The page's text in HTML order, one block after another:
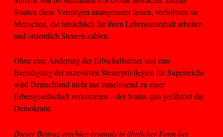
Staaten diese Vermögen unangetastet lassen, verhöhnen sie
Menschen, die tatsächlich für ihren Lebensunterhalt arbeiten
und ordentlich Steuern zahlen.
Ohne eine Änderung der Erbschaftsteuer und eine
Beendigung der exzessiven Steuerprivilegien für Superreiche
wird Deutschland nicht nur zunehmend zu einer
Erbengesellschaft verkommen – der Status quo gefährdet die
Demokratie.
Dieser Beitrag erschien erstmals in ähnlicher Form bei